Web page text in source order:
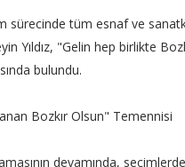
sürecinde tüm esnaf ve
Yıldız, "Gelin hep birlikte
bulundu.
Bozkır Olsun" Temennisi
devamında,